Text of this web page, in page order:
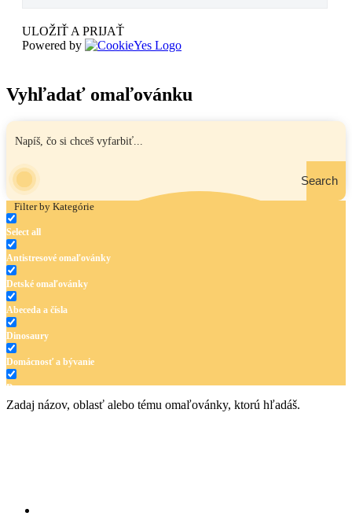
ULOŽIŤ A PRIJAŤ
Powered by
Vyhľadať omaľovánku
Search
Filter by Kategórie
Select all
Antistresové omaľovánky
Detské omaľovánky
Abeceda a čísla
Dinosaury
Domácnosť a bývanie
Doprava
Hudba
Zadaj názov, oblasť alebo tému omaľovánky, ktorú hľadáš.